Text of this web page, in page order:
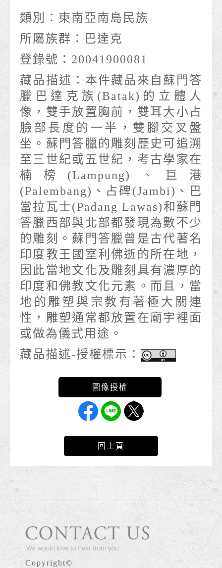
類別： 東南亞南島民族
所屬族群： 巴達克
登錄號： 20041900081
藏品描述： 本件藏品來自蘇門答
臘巴達克族(Batak)的立體人
像，雙手放置胸前，雙耳大小占
臉部長度的一半，雙腳交叉盤
坐。蘇門答臘的雕刻歷史可追溯
至三世紀或五世紀，考古學家在
楠榜(Lampung)、巨港
(Palembang)、占碑(Jambi)、巴
當拉瓦士(Padang Lawas)和蘇門
答臘西部與北部都發現為數不少
的雕刻。蘇門答臘曾是古代著名
印度教王國室利佛逝的所在地，
因此當地文化及雕刻具有濃厚的
印度和佛教文化元素。而且，當
地的雕塑與宗教有著極大關連
性，雕塑通常都放置在廟宇裡面
或做為儀式用途。
藏品描述-授權標示：
回上頁
Copyright©